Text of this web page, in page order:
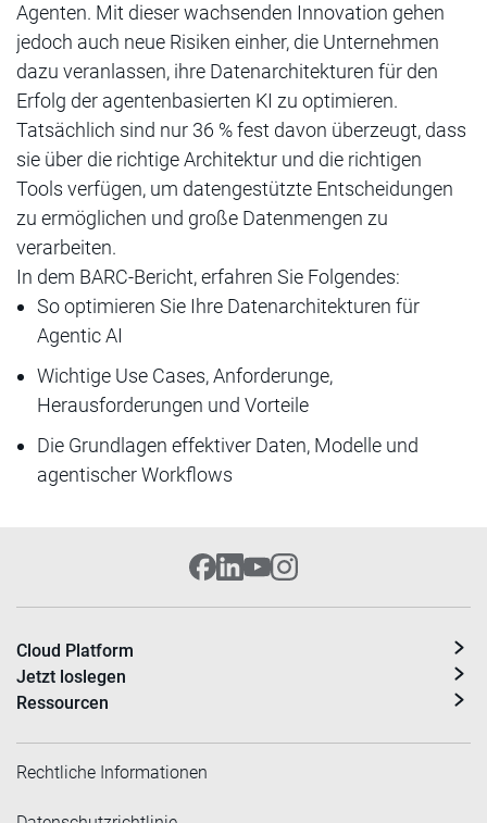
Agenten. Mit dieser wachsenden Innovation gehen
jedoch auch neue Risiken einher, die Unternehmen
dazu veranlassen, ihre Datenarchitekturen für den
Erfolg der agentenbasierten KI zu optimieren.
Tatsächlich sind nur 36 % fest davon überzeugt, dass
sie über die richtige Architektur und die richtigen
Tools verfügen, um datengestützte Entscheidungen
zu ermöglichen und große Datenmengen zu
verarbeiten.
In dem BARC-Bericht, erfahren Sie Folgendes:
So optimieren Sie Ihre Datenarchitekturen für
Agentic AI
Wichtige Use Cases, Anforderunge,
Herausforderungen und Vorteile
Die Grundlagen effektiver Daten, Modelle und
agentischer Workflows
Cloud Platform
Jetzt loslegen
Ressourcen
Rechtliche Informationen